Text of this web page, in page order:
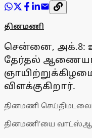
தினமணி
சென்னை, அக்.8:
தேர்தல் ஆணையர்
விளக்குகிறார்.
தினமணி
தினமணி'யை